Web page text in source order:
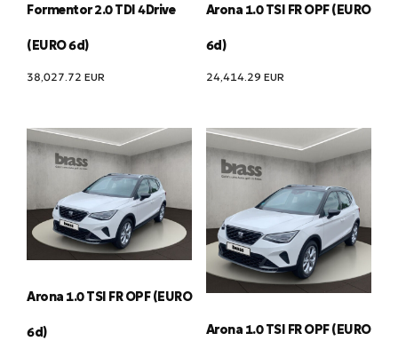
Formentor 2.0 TDI 4Drive
(EURO 6d)
38,027.72 EUR
Arona 1.0 TSI FR OPF (EURO
6d)
24,414.29 EUR
Arona 1.0 TSI FR OPF (EURO
6d) Arona 1.0 TSI FR OPF (EURO